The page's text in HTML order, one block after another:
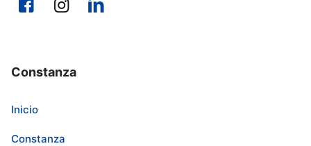
Constanza
Inicio
Constanza